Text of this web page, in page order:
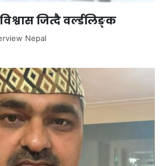
जित्दै वर्ल्डलिङ्क
Nepal